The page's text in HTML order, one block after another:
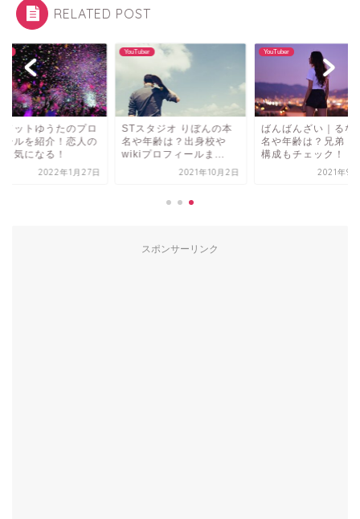
RELATED POST
ドットゆうたのプロ
ールを紹介！恋人の
も気になる！
2022年1月27日
YouTuber
STスタジオ りぼんの本
名や年齢は？出身校や
wikiプロフィールま...
2021年10月2日
YouTuber
ばんばんざい｜るな
名や年齢は？兄弟・
構成もチェック！
2021年9
スポンサーリンク